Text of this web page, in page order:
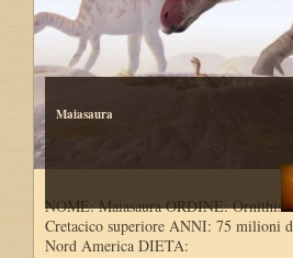
Maiasaura
NOME: Maiasaura ORDINE:
Cretacico superiore ANNI: 75 milioni
Nord America DIETA: